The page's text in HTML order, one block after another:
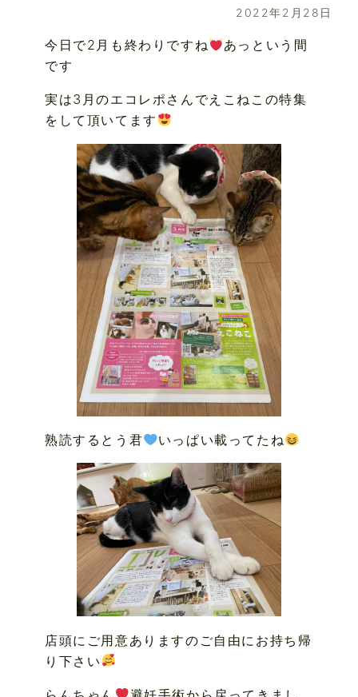
2022年2月28日
今日で2月も終わりですね
あっという間
です
実は3月のエコレポさんでえこねこの特集
をして頂いてます
熟読するとう君 いっぱい載ってたね
店頭にご用意ありますのご自由にお持ち帰
り下さい